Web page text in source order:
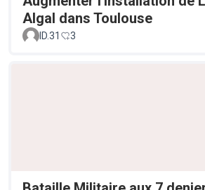
Algal dans Toulouse
ID.31 3